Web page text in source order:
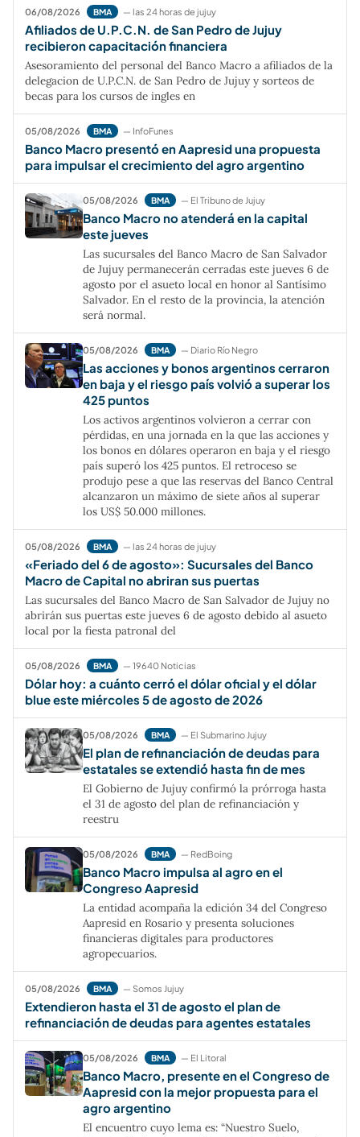
06/08/2026 BMA — las 24 horas de jujuy
Afiliados de U.P.C.N. de San Pedro de Jujuy
recibieron capacitación financiera
Asesoramiento del personal del Banco Macro a afiliados de la
delegacion de U.P.C.N. de San Pedro de Jujuy y sorteos de
becas para los cursos de ingles en
05/08/2026 BMA — InfoFunes
Banco Macro presentó en Aapresid una propuesta
para impulsar el crecimiento del agro argentino
05/08/2026 BMA — El Tribuno de Jujuy
Banco Macro no atenderá en la capital
este jueves
Las sucursales del Banco Macro de San Salvador
de Jujuy permanecerán cerradas este jueves 6 de
agosto por el asueto local en honor al Santísimo
Salvador. En el resto de la provincia, la atención
será normal.
05/08/2026 BMA — Diario Río Negro
Las acciones y bonos argentinos cerraron
en baja y el riesgo país volvió a superar los
425 puntos
Los activos argentinos volvieron a cerrar con
pérdidas, en una jornada en la que las acciones y
los bonos en dólares operaron en baja y el riesgo
país superó los 425 puntos. El retroceso se
produjo pese a que las reservas del Banco Central
alcanzaron un máximo de siete años al superar
los US$ 50.000 millones.
05/08/2026 BMA — las 24 horas de jujuy
«Feriado del 6 de agosto»: Sucursales del Banco
Macro de Capital no abriran sus puertas
Las sucursales del Banco Macro de San Salvador de Jujuy no
abrirán sus puertas este jueves 6 de agosto debido al asueto
local por la fiesta patronal del
05/08/2026 BMA — 19640 Noticias
Dólar hoy: a cuánto cerró el dólar oficial y el dólar
blue este miércoles 5 de agosto de 2026
05/08/2026 BMA — El Submarino Jujuy
El plan de refinanciación de deudas para
estatales se extendió hasta fin de mes
El Gobierno de Jujuy confirmó la prórroga hasta
el 31 de agosto del plan de refinanciación y
reestru
05/08/2026 BMA — RedBoing
Banco Macro impulsa al agro en el
Congreso Aapresid
La entidad acompaña la edición 34 del Congreso
Aapresid en Rosario y presenta soluciones
financieras digitales para productores
agropecuarios.
05/08/2026 BMA — Somos Jujuy
Extendieron hasta el 31 de agosto el plan de
refinanciación de deudas para agentes estatales
05/08/2026 BMA — El Litoral
Banco Macro, presente en el Congreso de
Aapresid con la mejor propuesta para el
agro argentino
El encuentro cuyo lema es: “Nuestro Suelo,